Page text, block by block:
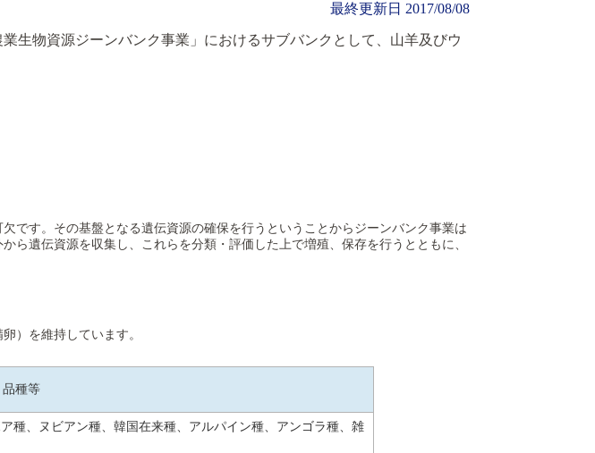
最終更新日 2017/08/08
生物資源ジーンバンク事業」におけるサブバンクとして、山羊及びウ
です。その基盤となる遺伝資源の確保を行うということからジーンバンク事業は
ら遺伝資源を収集し、これらを分類・評価した上で増殖、保存を行うとともに、
）を維持しています。
品種等
種、ヌビアン種、韓国在来種、アルパイン種、アンゴラ種、雑